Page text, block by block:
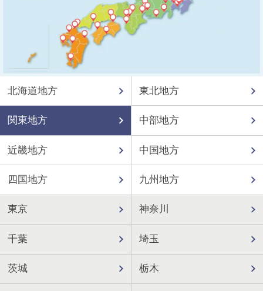
北海道地方 東北地方
関東地方 中部地方
近畿地方 中国地方
四国地方 九州地方
東京 神奈川
千葉 埼玉
茨城 栃木